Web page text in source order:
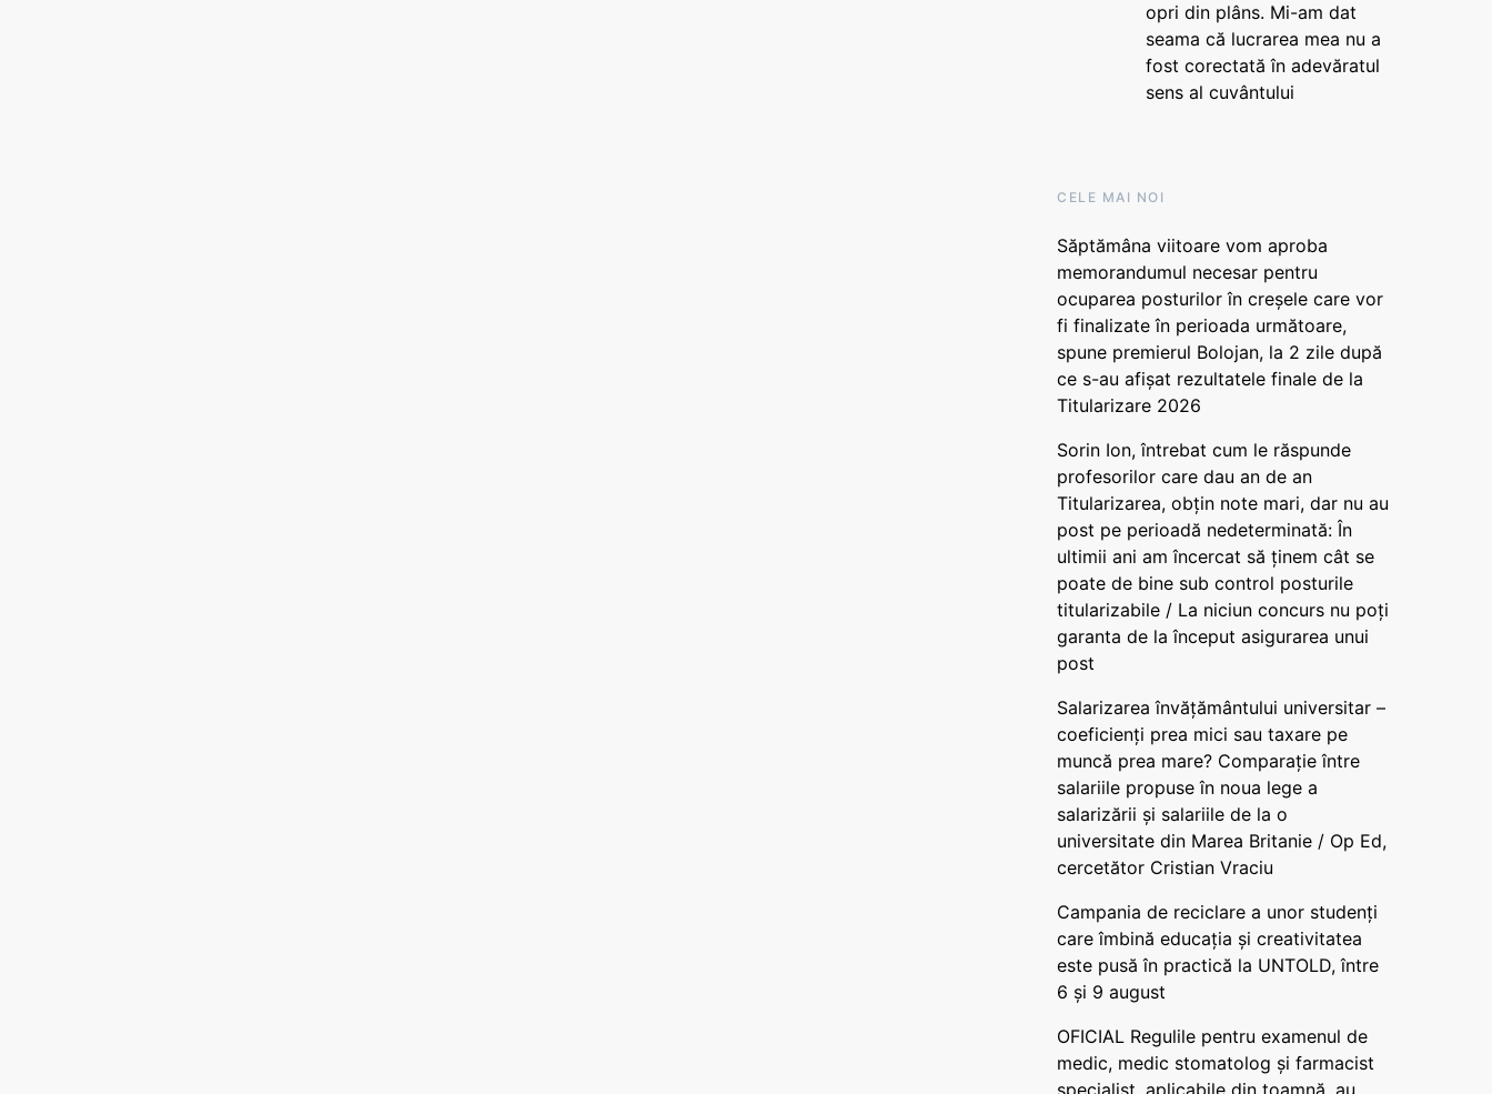
opri din plâns. Mi-am dat
seama că lucrarea mea nu a
fost corectată în adevăratul
sens al cuvântului
CELE MAI NOI
Săptămâna viitoare vom aproba
memorandumul necesar pentru
ocuparea posturilor în creșele care vor
fi finalizate în perioada următoare,
spune premierul Bolojan, la 2 zile după
ce s-au afișat rezultatele finale de la
Titularizare 2026
Sorin Ion, întrebat cum le răspunde
profesorilor care dau an de an
Titularizarea, obțin note mari, dar nu au
post pe perioadă nedeterminată: În
ultimii ani am încercat să ținem cât se
poate de bine sub control posturile
titularizabile / La niciun concurs nu poți
garanta de la început asigurarea unui
post
Salarizarea învățământului universitar –
coeficienți prea mici sau taxare pe
muncă prea mare? Comparație între
salariile propuse în noua lege a
salarizării și salariile de la o
universitate din Marea Britanie / Op Ed,
cercetător Cristian Vraciu
Campania de reciclare a unor studenți
care îmbină educația și creativitatea
este pusă în practică la UNTOLD, între
6 și 9 august
OFICIAL Regulile pentru examenul de
medic, medic stomatolog și farmacist
specialist, aplicabile din toamnă, au